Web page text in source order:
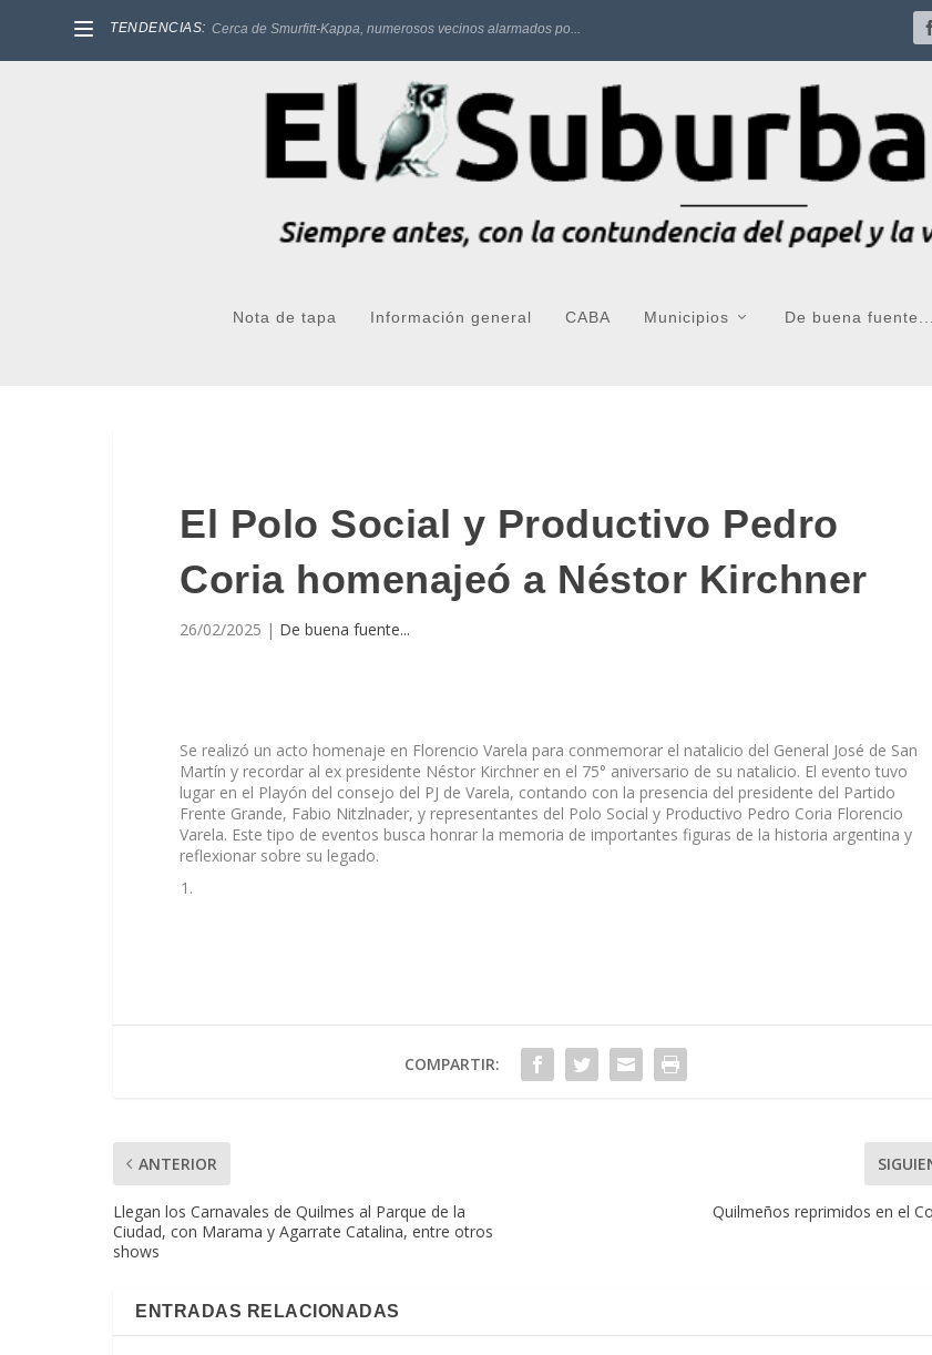
TENDENCIAS: Cerca de Smurfitt-Kappa, numerosos vecinos alarmados po...
Nota de tapa Información general CABA Municipios De buena fuente...
El Polo Social y Productivo Pedro
Coria homenajeó a Néstor Kirchner
26/02/2025 | De buena fuente...
Se realizó un acto homenaje en Florencio Varela para conmemorar el natalicio del General José de San
Martín y recordar al ex presidente Néstor Kirchner en el 75° aniversario de su natalicio. El evento tuvo
lugar en el Playón del consejo del PJ de Varela, contando con la presencia del presidente del Partido
Frente Grande, Fabio Nitzlnader, y representantes del Polo Social y Productivo Pedro Coria Florencio
Varela. Este tipo de eventos busca honrar la memoria de importantes figuras de la historia argentina y
reflexionar sobre su legado.
COMPARTIR:
ANTERIOR
Llegan los Carnavales de Quilmes al Parque de la
Ciudad, con Marama y Agarrate Catalina, entre otros
shows
Quilmeños reprimidos en el
ENTRADAS RELACIONADAS